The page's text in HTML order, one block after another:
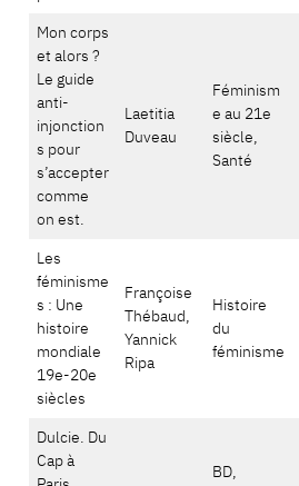
Mon corps
et alors ?
Le guide
anti-
injonction
s pour
s’accepter
comme
on est.
Laetitia
Duveau
Féminism
e au 21e
siècle,
Santé
Les
féminisme
s : Une
histoire
mondiale
19e-20e
siècles
Françoise
Thébaud,
Yannick
Ripa
Histoire
du
féminisme
Dulcie. Du
Cap à
BD,